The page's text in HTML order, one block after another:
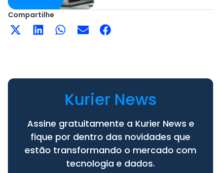
Compartilhe
Kurier News
Assine gratuitamente a Kurier News e
fique por dentro das novidades que
estão transformando o mercado com
tecnologia e dados.